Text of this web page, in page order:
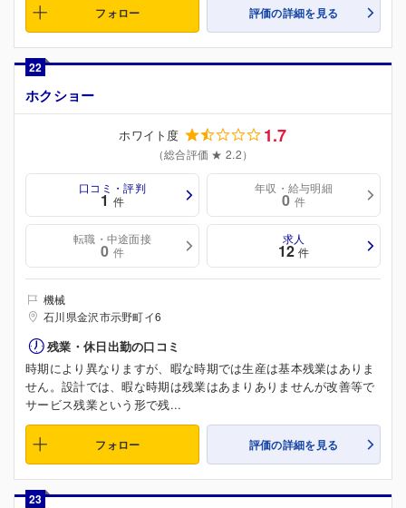
フォロー 評価の詳細を見る
22
ホクショー
ホワイト度 1.7
（総合評価 ★ 2.2）
口コミ・評判
1 件
年収・給与明細
0 件
転職・中途面接
0 件
求人
12 件
機械
石川県金沢市示野町イ6
残業・休日出勤の口コミ
時期により異なりますが、暇な時期では生産は基本残業はありま
せん。設計では、暇な時期は残業はあまりありませんが改善等で
サービス残業という形で残...
フォロー 評価の詳細を見る
23